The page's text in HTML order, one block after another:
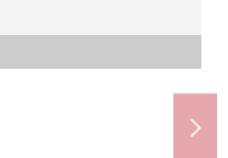
观
观
650m)
约610m)
840m)
520m)
1220m)